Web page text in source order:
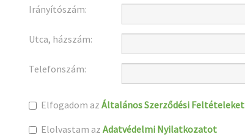
Irányítószám:
Utca, házszám:
Telefonszám:
Elfogadom az Általános Szerződési Feltételeket
Elolvastam az Adatvédelmi Nyilatkozatot